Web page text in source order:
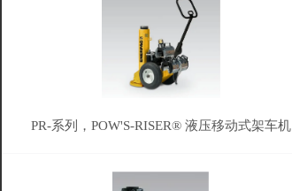
PR-系列，POW'S-RISER® 液压移动式架车机